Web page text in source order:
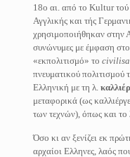
18ο αι. από το Κultur τού
Αγγλικής και τής
χρησιμοποιήθηκαν στην
συνώνυμες με έμφαση
«εκπολιτισμό» το
πνευματικού πολιτισμού
Ελληνική με τη λ.
μεταφορικά (ως
των τεχνών), όπως και το
Όσο κι αν ξενίζει εκ
αρχαίοι Ελληνες, λαός